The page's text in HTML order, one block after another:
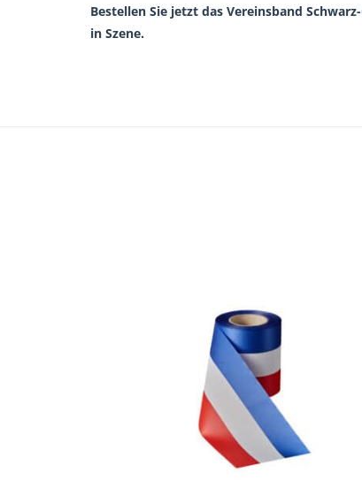
Bestellen Sie jetzt das Vereinsband
in Szene.